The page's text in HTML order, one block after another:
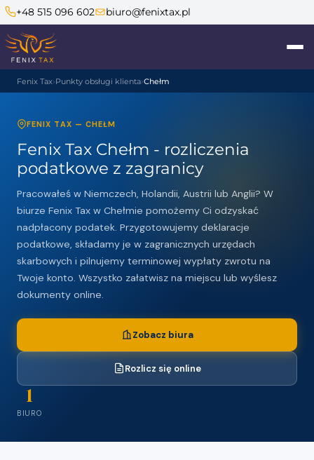
+48 515 096 602 biuro@fenixtax.pl
Fenix Tax Punkty obsługi klienta Chełm
FENIX TAX — CHEŁM
Fenix Tax Chełm - rozliczenia
podatkowe z zagranicy
Pracowałeś w Niemczech, Holandii, Austrii lub Anglii? W
biurze Fenix Tax w Chełmie pomożemy Ci odzyskać
nadpłacony podatek. Przygotowujemy deklaracje
podatkowe, składamy je w zagranicznych urzędach
skarbowych i pilnujemy terminowej wypłaty zwrotu na
Twoje konto. Wszystko załatwisz na miejscu lub wyślesz
dokumenty online.
Zobacz biura
Rozlicz się online
1
BIURO